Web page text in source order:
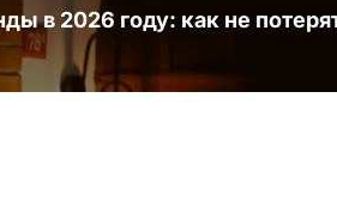
в 2026 году: как не